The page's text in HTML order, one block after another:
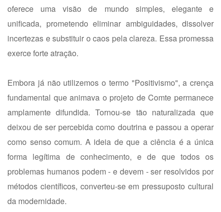
oferece uma visão de mundo simples, elegante e
unificada, prometendo eliminar ambiguidades, dissolver
incertezas e substituir o caos pela clareza. Essa promessa
exerce forte atração.
Embora já não utilizemos o termo "Positivismo", a crença
fundamental que animava o projeto de Comte permanece
amplamente difundida. Tornou-se tão naturalizada que
deixou de ser percebida como doutrina e passou a operar
como senso comum. A ideia de que a ciência é a única
forma legítima de conhecimento, e de que todos os
problemas humanos podem - e devem - ser resolvidos por
métodos científicos, converteu-se em pressuposto cultural
da modernidade.